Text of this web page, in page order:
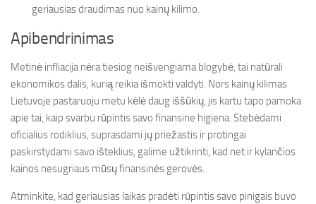
geriausias draudimas nuo kainų kilimo.
Apibendrinimas
Metinė infliacija nėra tiesiog neišvengiama blogybė, tai natūrali
ekonomikos dalis, kurią reikia išmokti valdyti. Nors kainų kilimas
Lietuvoje pastaruoju metu kėlė daug iššūkių, jis kartu tapo pamoka
apie tai, kaip svarbu rūpintis savo finansine higiena. Stebėdami
oficialius rodiklius, suprasdami jų priežastis ir protingai
paskirstydami savo išteklius, galime užtikrinti, kad net ir kylančios
kainos nesugriaus mūsų finansinės gerovės.
Atminkite, kad geriausias laikas pradėti rūpintis savo pinigais buvo